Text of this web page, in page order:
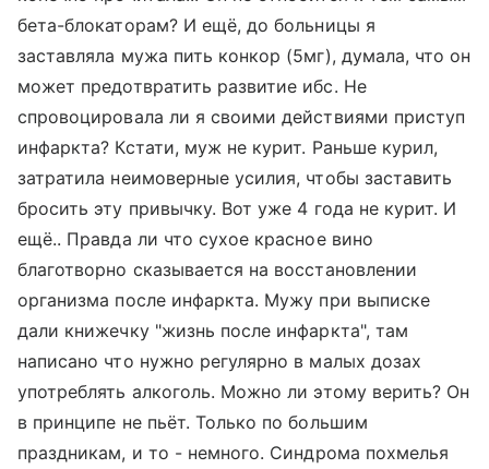
бета-блокаторам? И ещё, до больницы я
заставляла мужа пить конкор (5мг), думала, что он
может предотвратить развитие ибс. Не
спровоцировала ли я своими действиями приступ
инфаркта? Кстати, муж не курит. Раньше курил,
затратила неимоверные усилия, чтобы заставить
бросить эту привычку. Вот уже 4 года не курит. И
ещё.. Правда ли что сухое красное вино
благотворно сказывается на восстановлении
организма после инфаркта. Мужу при выписке
дали книжечку "жизнь после инфаркта", там
написано что нужно регулярно в малых дозах
употреблять алкоголь. Можно ли этому верить? Он
в принципе не пьёт. Только по большим
праздникам, и то - немного. Синдрома похмелья